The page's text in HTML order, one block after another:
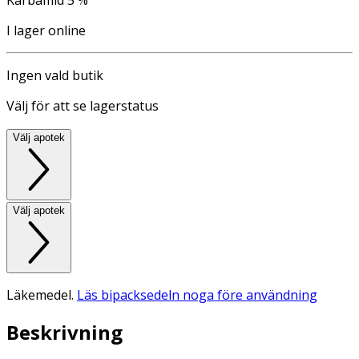
I lager online
Ingen vald butik
Välj för att se lagerstatus
Välj apotek
Välj apotek
Läkemedel. Läs bipacksedeln noga före användning
Beskrivning